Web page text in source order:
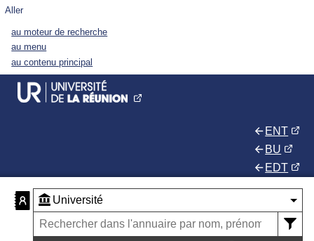
Aller
au moteur de recherche
au menu
au contenu principal
ENT
BU
EDT